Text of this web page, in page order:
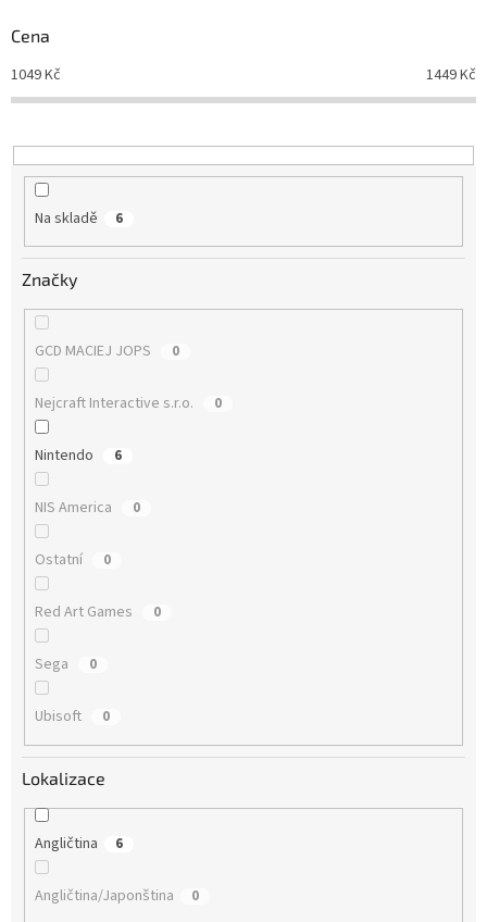
d
k
t
Cena
1049Kč 1449Kč
Na skladě 6
Značky
GCD MACIEJ JOPS 0
Nejcraft Interactive s.r.o. 0
Nintendo 6
NIS America 0
Ostatní 0
Red Art Games 0
Sega 0
Ubisoft 0
Lokalizace
Angličtina 6
Angličtina/Japonština 0